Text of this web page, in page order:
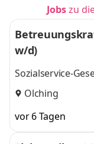
Jobszu
w/d)
Sozialservice-
SeniorenWohnen
Olching
vor 6 Tagen